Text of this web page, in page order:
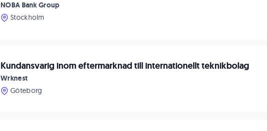
NOBA Bank Group
Stockholm
Kundansvarig inom eftermarknad till internationellt teknikbolag
Wrknest
Göteborg